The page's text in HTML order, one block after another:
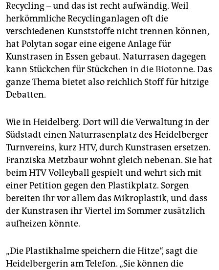
Recycling – und das ist recht aufwändig. Weil
herkömmliche Recyclinganlagen oft die
verschiedenen Kunststoffe nicht trennen können,
hat Polytan sogar eine eigene Anlage für
Kunstrasen in Essen gebaut. Naturrasen dagegen
kann Stückchen für Stückchen in die Biotonne. Das
ganze Thema bietet also reichlich Stoff für hitzige
Debatten.
Wie in Heidelberg. Dort will die Verwaltung in der
Südstadt einen Naturrasenplatz des Heidelberger
Turnvereins, kurz HTV, durch Kunstrasen ersetzen.
Franziska Metzbaur wohnt gleich nebenan. Sie hat
beim HTV Volleyball gespielt und wehrt sich mit
einer Petition gegen den Plastikplatz. Sorgen
bereiten ihr vor allem das Mikroplastik, und dass
der Kunstrasen ihr Viertel im Sommer zusätzlich
aufheizen könnte.
„Die Plastikhalme speichern die Hitze“, sagt die
Heidelbergerin am Telefon. „Sie können die